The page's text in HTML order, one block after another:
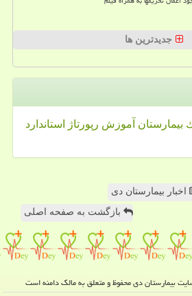
جدیدترین ها
بیمارستان آموزش رپورتاژ
استاندارد
اخبار بیمارستان دی
بازگشت به صفحه اصلی